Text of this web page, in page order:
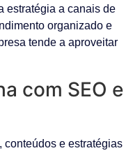
estratégia a canais de
organizado e
tende a aproveitar
com SEO e
conteúdos e estratégias